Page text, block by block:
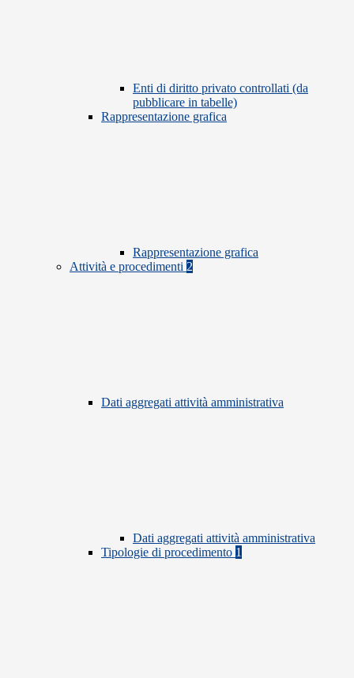
Enti di diritto privato controllati (da
pubblicare in tabelle)
Rappresentazione grafica
Rappresentazione grafica
Attività e procedimenti 2
Dati aggregati attività amministrativa
Dati aggregati attività amministrativa
Tipologie di procedimento 1